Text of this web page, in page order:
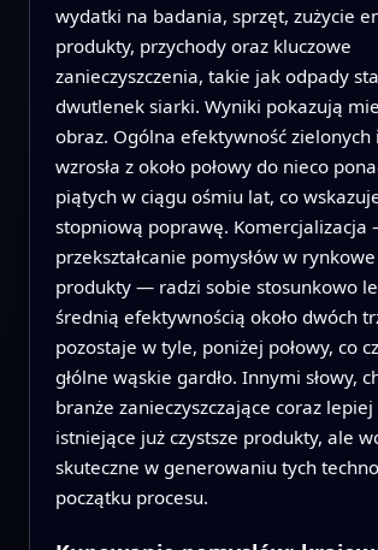
wydatki na badania, sprzęt, zużycie
produkty, przychody oraz kluczowe
zanieczyszczenia, takie jak odpady
dwutlenek siarki. Wyniki pokazują
obraz. Ogólna efektywność zielonych
wzrosła z około połowy do nieco
piątych w ciągu ośmiu lat, co
stopniową poprawę. Komercjalizacja
przekształcanie pomysłów w
produkty — radzi sobie stosunkowo
średnią efektywnością około dwóch
pozostaje w tyle, poniżej połowy, co
głólne wąskie gardło. Innymi słowy,
branże zanieczyszczające coraz
istniejące już czystsze produkty, ale
skuteczne w generowaniu tych
początku procesu.